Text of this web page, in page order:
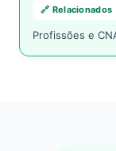
🔗 Relacionados
Profissões e